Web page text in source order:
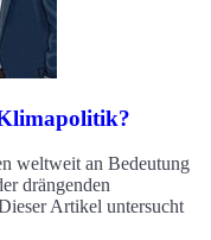
weltweit an Bedeutung
drängenden
Artikel untersucht